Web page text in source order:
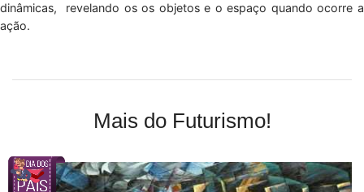
dinâmicas, revelando os os objetos e o espaço quando ocorre a
ação.
Mais do Futurismo!